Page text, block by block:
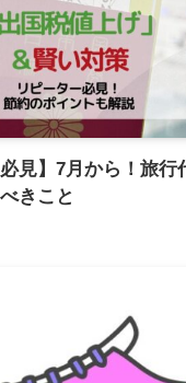
必見】7月から！旅行
きこと